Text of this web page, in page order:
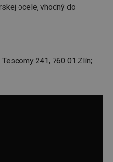
ocele, vhodný do
Tescomy 241, 760 01 Zlín;